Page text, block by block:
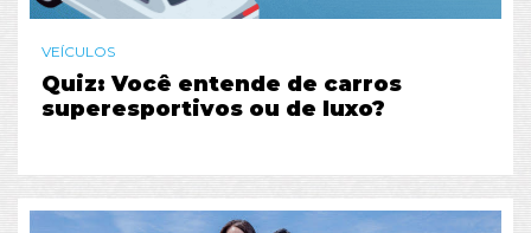
VEÍCULOS
Quiz: Você entende de carros
superesportivos ou de luxo?